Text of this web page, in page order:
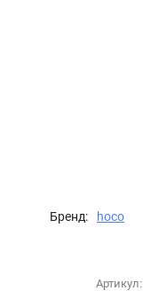
Бренд: hoco
Артикул: